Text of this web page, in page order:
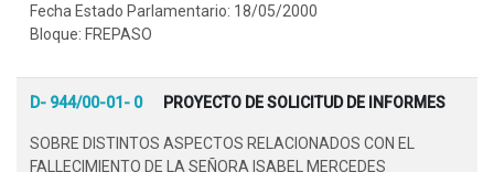
Fecha Estado Parlamentario: 18/05/2000
Bloque: FREPASO
D- 944/00-01- 0 PROYECTO DE SOLICITUD DE INFORMES
SOBRE DISTINTOS ASPECTOS RELACIONADOS CON EL
FALLECIMIENTO DE LA SEÑORA ISABEL MERCEDES